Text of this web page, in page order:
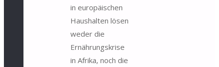
in europäischen
Haushalten lösen
weder die
Ernährungskrise
in Afrika, noch die